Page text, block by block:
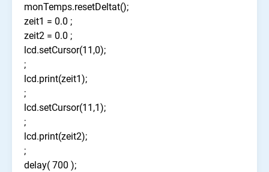
monTemps.resetDeltat();
zeit1 = 0.0 ;
zeit2 = 0.0 ;
lcd.setCursor(11,0);
;
lcd.print(zeit1);
;
lcd.setCursor(11,1);
;
lcd.print(zeit2);
;
delay( 700 );